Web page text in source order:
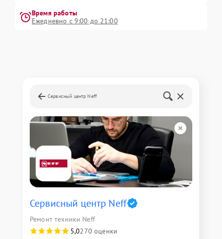
Время работы
Ежедневно с 9:00 до 21:00
Сервисный центр Neff
Сервисный центр Neff
Ремонт техники Neff
5,0270 оценки